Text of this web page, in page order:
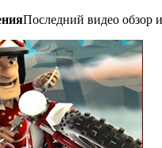
Последний видео обзор